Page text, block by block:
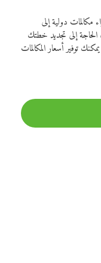
مكالمات دولية إلى
إلى تجديد خطتك
توفير أسعار المكالمات